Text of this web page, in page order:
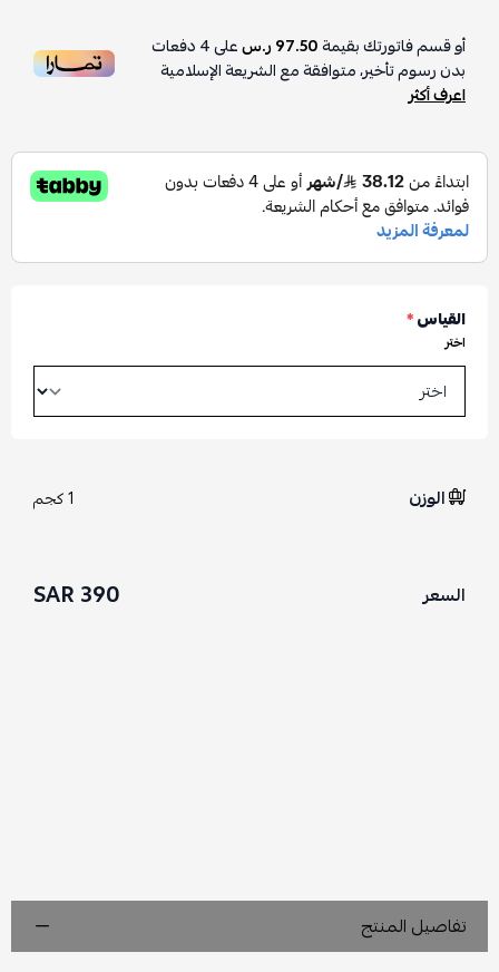
أو قسم فاتورتك بقيمة97.50 ر.س على4دفعات
بدون رسوم تأخير، متوافقة مع الشريعة الإسلامية
اعرف أكثر
القياس*
اختر
الوزن 1 كجم
السعر 390 SAR
تفاصيل المنتج